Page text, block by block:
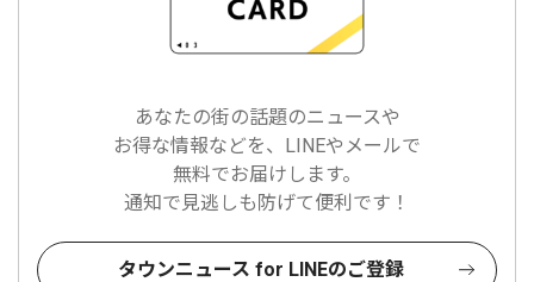
あなたの街の話題のニュースや
お得な情報などを、LINEやメールで
無料でお届けします。
通知で見逃しも防げて便利です！
タウンニュース for LINEのご登録